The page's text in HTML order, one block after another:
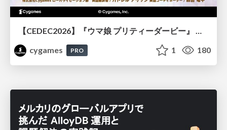
cygames
PRO 1 180